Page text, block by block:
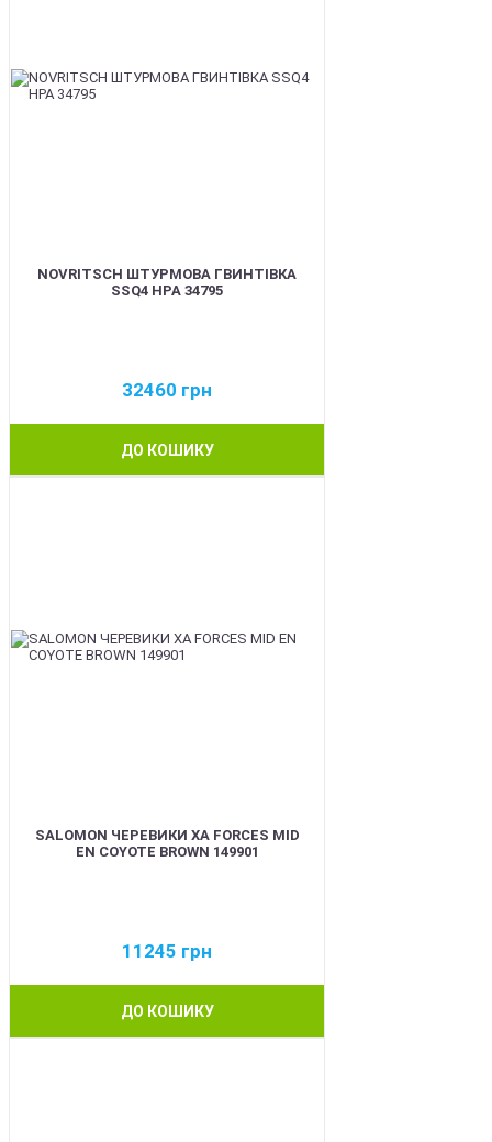
NOVRITSCH ШТУРМОВА ГВИНТІВКА
SSQ4 HPA 34795
32460 грн
ДО КОШИКУ
SALOMON ЧЕРЕВИКИ XA FORCES MID
EN COYOTE BROWN 149901
11245 грн
ДО КОШИКУ